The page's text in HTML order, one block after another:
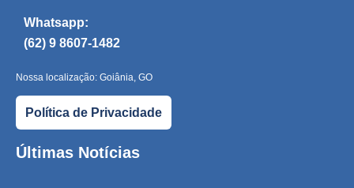
Whatsapp:
(62) 9 8607-1482
Nossa localização: Goiânia, GO
Política de Privacidade
Últimas Notícias